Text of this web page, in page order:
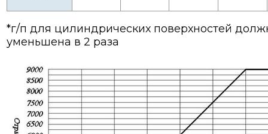
*г/п для цилиндрических поверхностей
уменьшена в 2 раза